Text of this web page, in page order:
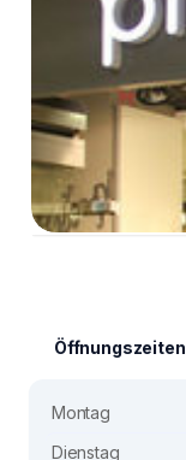
Öffnungszeiten
Montag
Dienstag